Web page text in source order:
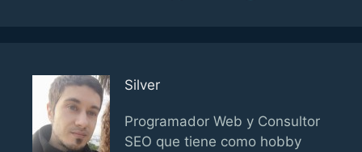
Silver
Programador Web y Consultor
SEO que tiene como hobby